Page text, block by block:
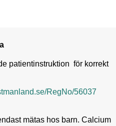
patientinstruktion  för korrekt
RegNo/56037
mätas hos barn. Calcium